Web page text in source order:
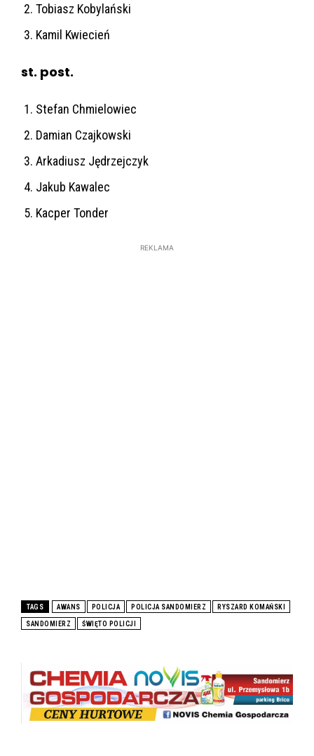
Tobiasz Kobylański
Kamil Kwiecień
st. post.
Stefan Chmielowiec
Damian Czajkowski
Arkadiusz Jędrzejczyk
Jakub Kawalec
Kacper Tonder
REKLAMA
TAGS AWANS POLICJA POLICJA SANDOMIERZ RYSZARD KOMAŃSKI
SANDOMIERZ ŚWIĘTO POLICJI